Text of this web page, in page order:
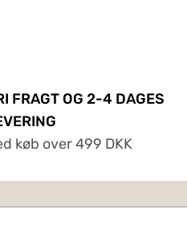
FRAGT OG 2-4 DAGES
køb over 499 DKK